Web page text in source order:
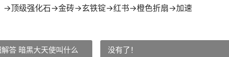
→顶级强化石→金砖→玄铁锭→红书→橙色折扇→加速
答 暗黑大天使叫什么
没有了！